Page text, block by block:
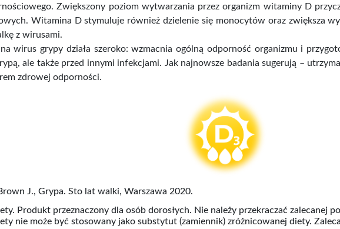
Zwiększony poziom wytwarzania przez organizm witaminy D
Witamina D stymuluje również dzielenie się monocytów oraz zwiększa
z wirusami.
wirus grypy działa szeroko: wzmacnia ogólną odporność organizmu i
ale także przed innymi infekcjami. Jak najnowsze badania sugerują –
zdrowej odporności.
J., Grypa. Sto lat walki, Warszawa 2020.
Produkt przeznaczony dla osób dorosłych. Nie należy przekraczać zalecanej
nie może być stosowany jako substytut (zamiennik) zróżnicowanej diety.